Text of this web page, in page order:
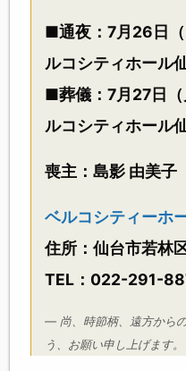
■通夜：7月26日
ルコシティホール
■葬儀：7月27日
ルコシティホール
喪主：島影 由美子
ベルコシティーホ
住所：仙台市若林
TEL：022-291-
尚、時節柄、遠方から
う、お願い申し上げます。